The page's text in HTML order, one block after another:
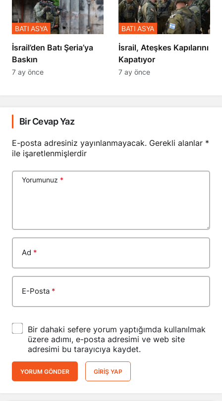
​​​​​​​İsrail’den Batı Şeria’ya
Baskın
BATI ASYA
7 ay önce
İsrail, Ateşkes Kapılarını
Kapatıyor
BATI ASYA
7 ay önce
Bir Cevap Yaz
E-posta adresiniz yayınlanmayacak. Gerekli alanlar *
ile işaretlenmişlerdir
Yorumunuz *
Ad *
E-Posta *
Bir dahaki sefere yorum yaptığımda kullanılmak
üzere adımı, e-posta adresimi ve web site
adresimi bu tarayıcıya kaydet.
YORUM GÖNDER GIRIŞ YAP